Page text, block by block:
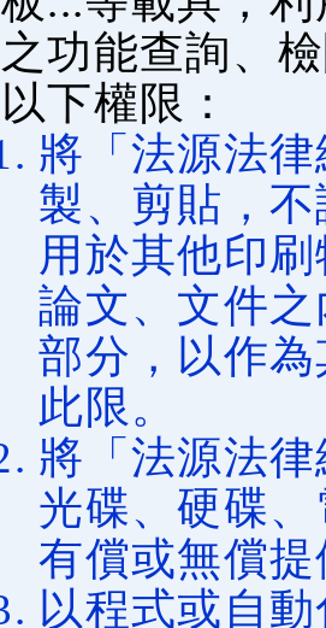
之功能查詢、
以下權限：
將「法源法
製、剪貼，
用於其他印
論文、文件
部分，以作
此限。
將「法源法
光碟、硬碟
有償或無償
以程式或自